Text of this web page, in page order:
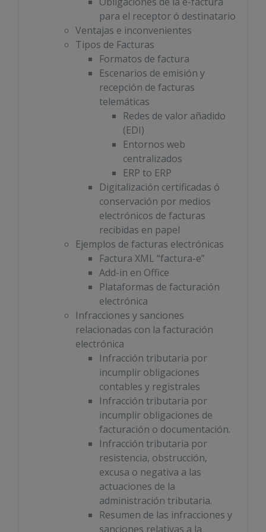
para el receptor ó destinatario
Ventajas e inconvenientes
Tipos de Facturas
Formatos de factura
Escenarios de emisión y
recepción de facturas
telemáticas
Redes de valor añadido
(EDI)
Entornos web
centralizados
ERP to ERP
Digitalización certificadas ó
conservación por medios
electrónicos de facturas
recibidas en papel
Ejemplos de facturas electrónicas
Factura XML “factura-e”
Add-in en Office
Plataformas de facturación
electrónica
Infracciones y sanciones
relacionadas con la facturación
electrónica
Infracción tributaria por
incumplir obligaciones
contables y registrales
Infracción tributaria por
incumplir obligaciones de
facturación o documentación.
Infracción tributaria por
resistencia, obstrucción,
excusa o negativa a las
actuaciones de la
administración tributaria.
Resumen de las infracciones y
sanciones relativas a la